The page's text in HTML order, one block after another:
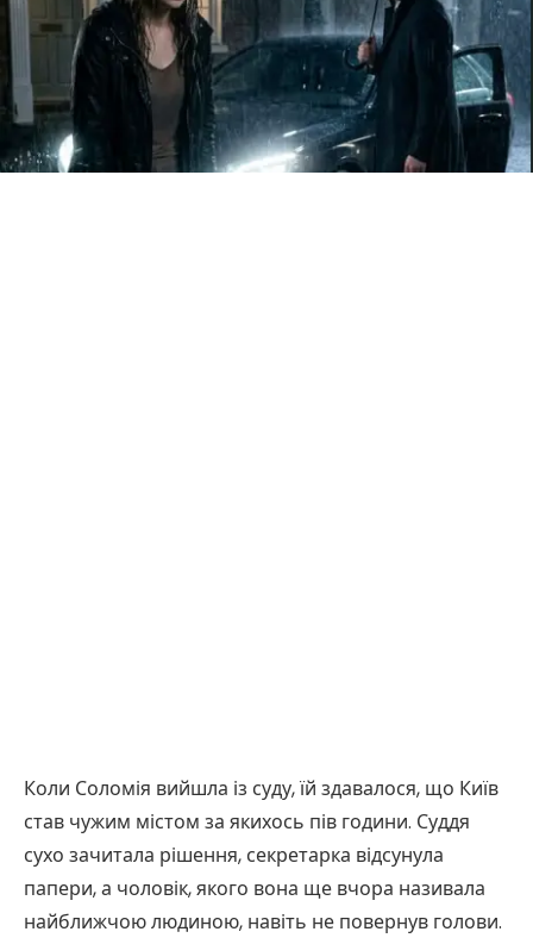
Коли Соломія вийшла із суду, їй здавалося, що Київ
став чужим містом за якихось пів години. Суддя
сухо зачитала рішення, секретарка відсунула
папери, а чоловік, якого вона ще вчора називала
найближчою людиною, навіть не повернув голови.